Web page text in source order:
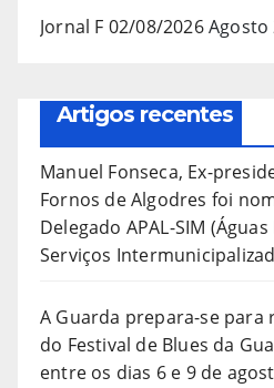
Jornal F 02/08/2026Agosto
Artigos recentes
Manuel Fonseca, Ex-
Fornos de Algodres foi
Delegado APAL-SIM
Serviços
A Guarda prepara-se para
do Festival de Blues da
entre os dias 6 e 9 de